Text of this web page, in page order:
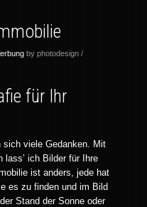
by photodesign /
für Ihr
sich viele Gedanken. Mit
lass’ ich Bilder für Ihre
ist anders, jede hat
es zu finden und im Bild
Stand der Sonne oder